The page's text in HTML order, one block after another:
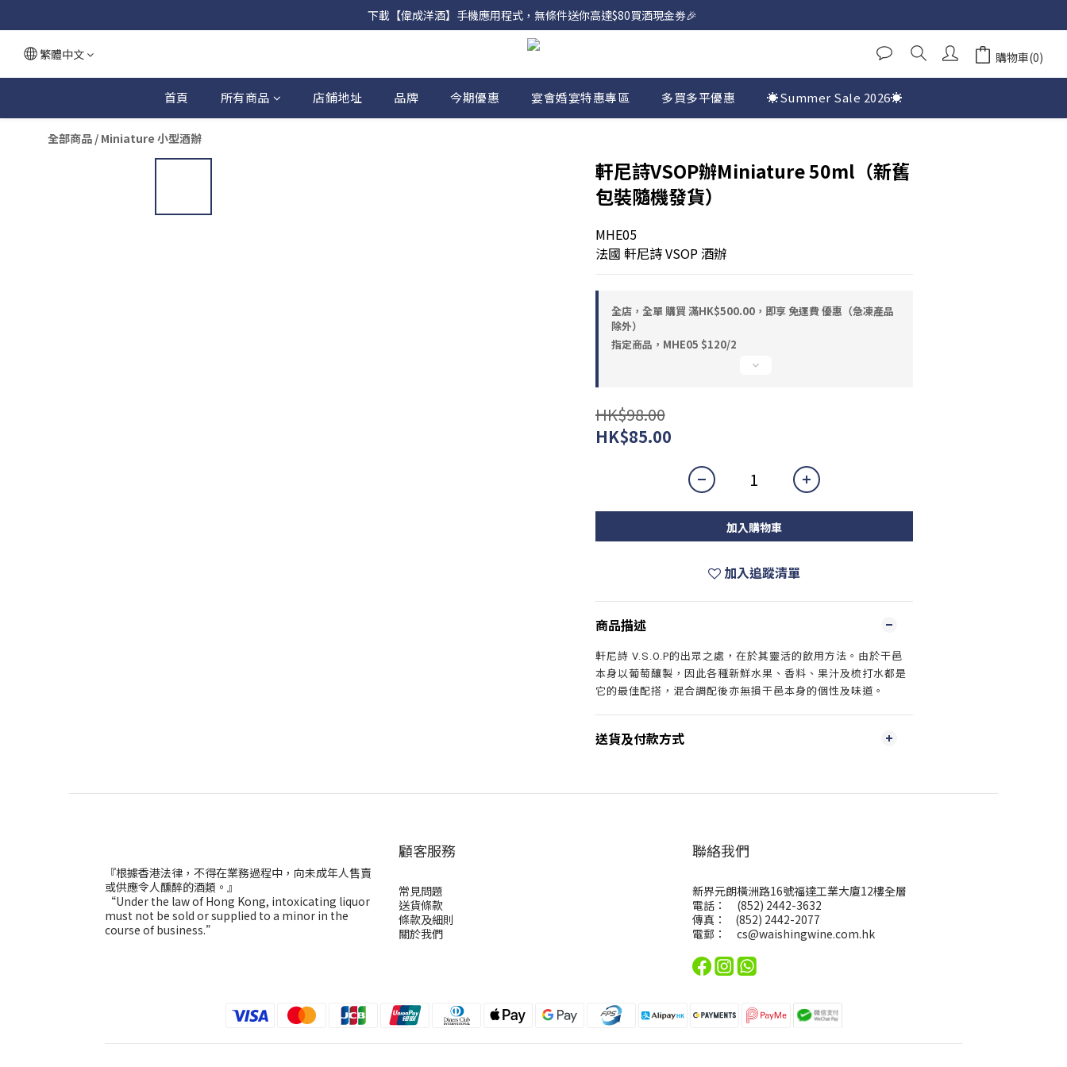
網店購滿 $500 即享免費送貨服務📦
下載【偉成洋酒】手機應用程式，無條件送你高達$80買酒現金劵🎉
網店購滿 $500 即享免費送貨服務📦
繁體中文 購物車(0)
首頁 所有商品 店鋪地址 品牌 今期優惠 宴會婚宴特惠專區 多買多平優惠 ☀️Summer Sale 2026☀️
全部商品 / Miniature 小型酒辦
軒尼詩VSOP辦Miniature 50ml（新舊
包裝隨機發貨）
MHE05
法國 軒尼詩 VSOP 酒辦
全店，全單 購買 滿HK$500.00，即享 免運費 優惠（急凍產品
除外）
指定商品，MHE05 $120/2
HK$98.00
HK$85.00
加入購物車
加入追蹤清單
商品描述
軒尼詩 V.S.O.P的出眾之處，在於其靈活的飲用方法。由於干邑
本身以葡萄釀製，因此各種新鮮水果、香料、果汁及梳打水都是
它的最佳配搭，混合調配後亦無損干邑本身的個性及味道。
送貨及付款方式
『根據香港法律，不得在業務過程中，向未成年人售賣
或供應令人醺醉的酒類。』
“Under the law of Hong Kong, intoxicating liquor
must not be sold or supplied to a minor in the
course of business.”
顧客服務
常見問題
送貨條款
條款及細則
關於我們
聯絡我們
新界元朗橫洲路16號福達工業大廈12樓全層
電話： (852) 2442-3632
傳真： (852) 2442-2077
電郵： cs@waishingwine.com.hk